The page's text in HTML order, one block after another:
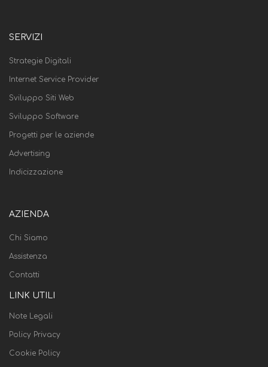
SERVIZI
Strategie Digitali
Internet Service Provider
Sviluppo Siti Web
Sviluppo Software
Progetti per le aziende
Advertising
Indicizzazione
AZIENDA
Chi Siamo
Assistenza
Contatti
LINK UTILI
Note Legali
Policy Privacy
Cookie Policy